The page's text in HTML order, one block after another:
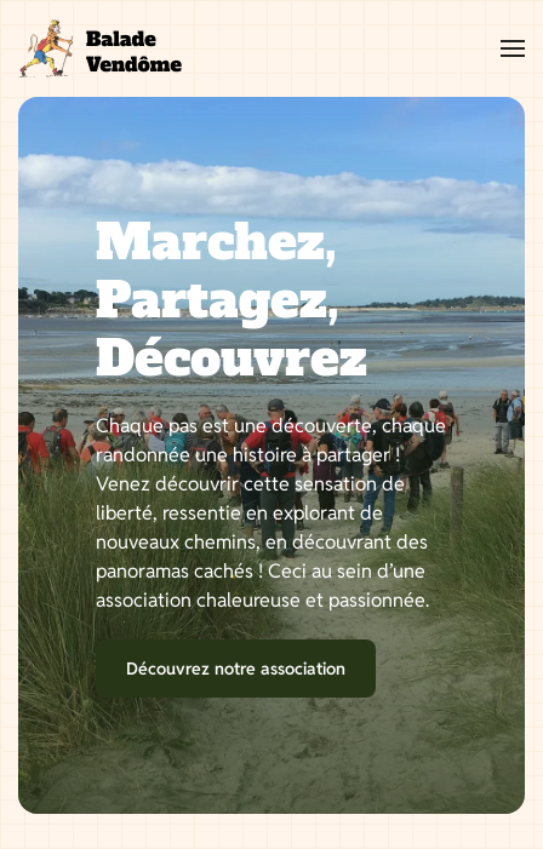
contenu
Marchez,
Partagez,
Découvrez
Chaque pas est une découverte, chaque
randonnée une histoire à partager !
Venez découvrir cette sensation de
liberté, ressentie en explorant de
nouveaux chemins, en découvrant des
panoramas cachés ! Ceci au sein d’une
association chaleureuse et passionnée.
Découvrez notre association